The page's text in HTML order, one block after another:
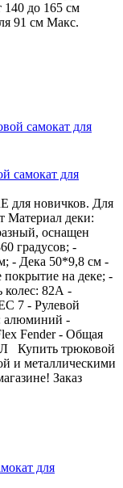
140 до 165 см
91 см Макс.
самокат для
новичков. Для
Материал деки:
оснащен
градусов; -
- Дека 50*9,8 см -
на деке; -
колес: 82А -
7 - Рулевой
алюминий -
Fender - Общая
Купить трюковой
и металлическими
Заказ